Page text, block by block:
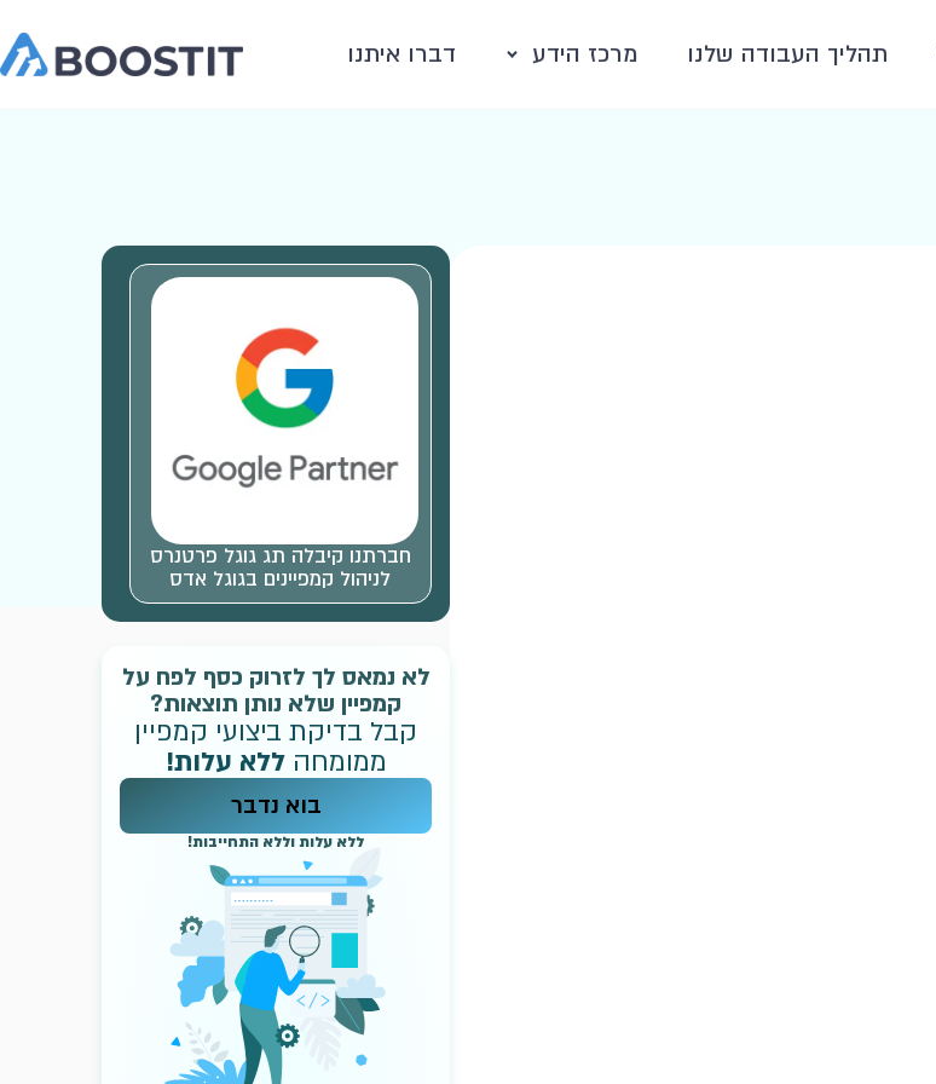
תהליך העבודה שלנו מרכז הידע דברו איתנו
חברתנו קיבלה תג גוגל פרטנרס
לניהול קמפיינים בגוגל אדס
לא נמאס לך לזרוק כסף לפח על
קמפיין שלא נותן תוצאות?
קבל בדיקת ביצועי קמפיין
ממומחהללא עלות!
בוא נדבר
ללא עלות וללא התחייבות!